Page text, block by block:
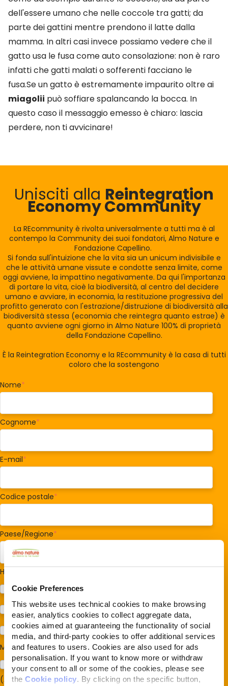
Cookie Preferences
This website uses technical cookies to make browsing
easier, analytics cookies to collect aggregate data,
cookies aimed at guaranteeing the functionality of social
media, and third-party cookies to offer additional services
and features to users. Cookies are also used for ads
personalisation. If you want to know more or withdraw
your consent to all or some of the cookies, please see
the Cookie policy . By clicking on the specific button,
dell'essere umano che nelle coccole tra gatti; da
parte dei gattini mentre prendono il latte dalla
mamma. In altri casi invece possiamo vedere che il
gatto usa le fusa come auto consolazione: non è raro
infatti che gatti malati o sofferenti facciano le
fusa.Se un gatto è estremamente impaurito oltre ai
miagolii può soffiare spalancando la bocca. In
questo caso il messaggio emesso è chiaro: lascia
perdere, non ti avvicinare!
Unisciti alla Reintegration
Economy Community
La REcommunity è rivolta universalmente a tutti ma è al
contempo la Community dei suoi fondatori, Almo Nature e
Fondazione Capellino.
Si fonda sull'intuizione che la vita sia un unicum indivisibile e
che le attività umane vissute e condotte senza limite, come
oggi avviene, la impattino negativamente. Da qui l'importanza
di portare la vita, cioè la biodiversità, al centro del decidere
umano e avviare, in economia, la restituzione progressiva del
profitto generato con l'estrazione/distruzione di biodiversità alla
biodiversità stessa (economia che reintegra quanto estrae) è
quanto avviene ogni giorno in Almo Nature 100% di proprietà
della Fondazione Capellino.
È la Reintegration Economy e la REcommunity è la casa di tutti
coloro che la sostengono
Nome*
Cognome*
E-mail*
Codice postale*
Paese/Regione*
Hai cani o gatti?
Cane
Gatto
Per ora no
Mi interessa:*
Sostegno al modello della Reintegration Economy
(Almonature - Fondazione Capellino)